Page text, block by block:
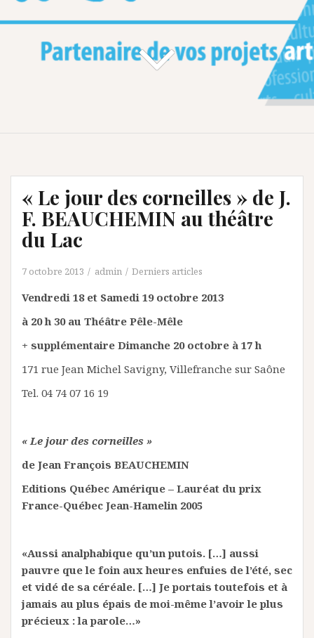
« Le jour des corneilles » de J.
F. BEAUCHEMIN au théâtre
du Lac
7 octobre 2013 admin Derniers articles
Vendredi 18 et Samedi 19 octobre 2013
à 20 h 30 au Théâtre Pêle-Mêle
+ supplémentaire Dimanche 20 octobre à 17 h
171 rue Jean Michel Savigny, Villefranche sur Saône
Tel. 04 74 07 16 19
« Le jour des corneilles »
de Jean François BEAUCHEMIN
Editions Québec Amérique – Lauréat du prix
France-Québec Jean-Hamelin 2005
«Aussi analphabique qu’un putois. […] aussi
pauvre que le foin aux heures enfuies de l’été, sec
et vidé de sa céréale. […] Je portais toutefois et à
jamais au plus épais de moi-même l’avoir le plus
précieux : la parole…»